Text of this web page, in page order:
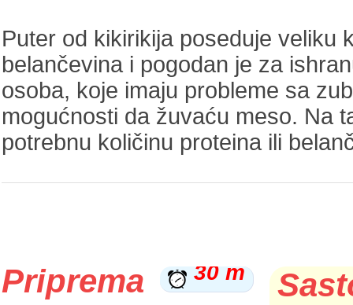
Puter od kikirikija poseduje veliku
belančevina i pogodan je za
osoba, koje imaju probleme sa
mogućnosti da žuvaću meso. Na
potrebnu količinu proteina ili
30 m
Priprema